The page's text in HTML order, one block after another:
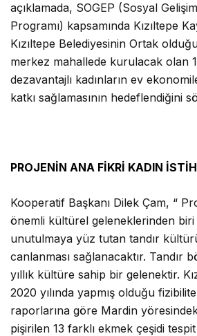
açıklamada, SOGEP (Sosyal
Programı) kapsamında Kızıltepe
Kızıltepe Belediyesinin Ortak
merkez mahallede kurulacak olan
dezavantajlı kadınların ev
katkı sağlamasının hedeflendiğini
PROJENİN ANA FİKRİ KADIN
Kooperatif Başkanı Dilek Çam, “
önemli kültürel geleneklerinden
unutulmaya yüz tutan tandır
canlanması sağlanacaktır. Tandır
yıllık kültüre sahip bir gelenektir.
2020 yılında yapmış olduğu fizibilite
raporlarına göre Mardin
pişirilen 13 farklı ekmek çeşidi